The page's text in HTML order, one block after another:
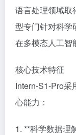
语言处理领域取
型专门针对科学
在多模态人工智
核心技术特征
Intern-S1-Pro采
心能力：
1. **科学数据理